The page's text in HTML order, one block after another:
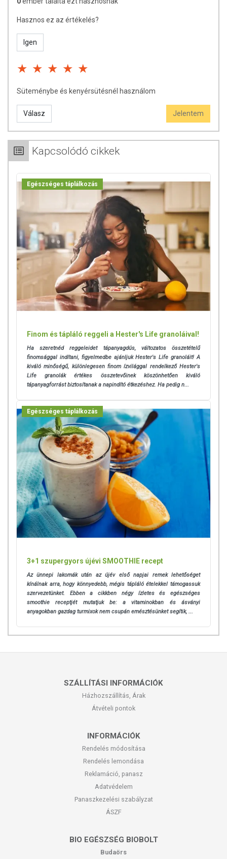
Hasznos ez az értékelés?
Igen
Süteménybe és kenyérsütésnél használom
Válasz Jelentem
Kapcsolódó cikkek
Egészséges táplálkozás
Finom és tápláló reggeli a Hester's Life granoláival!
Ha szeretnéd reggeleidet tápanyagdús, változatos összetételű
finomsággal indítani, figyelmedbe ajánljuk Hester's Life granoláit! A
kiváló minőségű, különlegesen finom ízvilággal rendelkező Hester's
Life granolák értékes összetevőinek köszönhetően kiváló
tápanyagforrást biztosítanak a napindító étkezéshez. Ha pedig n...
Egészséges táplálkozás
3+1 szupergyors újévi SMOOTHIE recept
Az ünnepi lakomák után az újév első napjai remek lehetőséget
kínálnak arra, hogy könnyedebb, mégis tápláló ételekkel támogassuk
szervezetünket. Ebben a cikkben négy ízletes és egészséges
smoothie receptjét mutatjuk be: a vitaminokban és ásványi
anyagokban gazdag turmixok nem csupán emésztésünket segítik, ...
SZÁLLÍTÁSI INFORMÁCIÓK
Házhozszállítás, Árak
Átvételi pontok
INFORMÁCIÓK
Rendelés módosítása
Rendelés lemondása
Reklamáció, panasz
Adatvédelem
Panaszkezelési szabályzat
ÁSZF
BIO EGÉSZSÉG BIOBOLT
Budaörs